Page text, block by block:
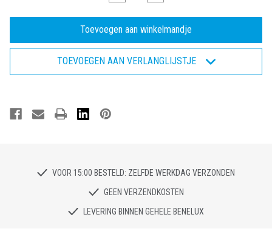
verlagen
Rotterdam
-
Veiligheidsschoen
S3
verhogen
Eagle
Rotterdam
-
Veiligheidsschoen
S3
TOEVOEGEN AAN VERLANGLIJSTJE
VOOR 15:00 BESTELD: ZELFDE WERKDAG VERZONDEN
GEEN VERZENDKOSTEN
LEVERING BINNEN GEHELE BENELUX